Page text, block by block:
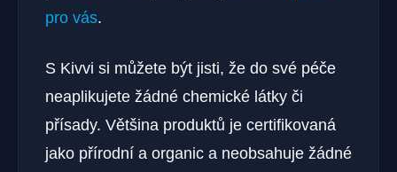
pro vás.
S Kivvi si můžete být jisti, že do své péče
neaplikujete žádné chemické látky či
přísady. Většina produktů je certifikovaná
jako přírodní a organic a neobsahuje žádné